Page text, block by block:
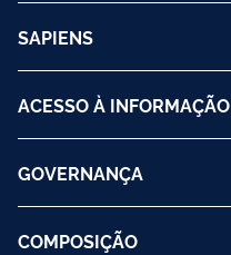
SAPIENS
ACESSO À INFORMAÇÃO
GOVERNANÇA
COMPOSIÇÃO